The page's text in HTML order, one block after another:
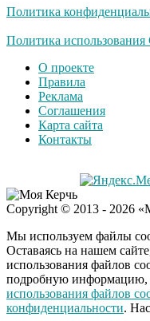
Политика
Политика использования
О проекте
Правила
Реклама
Соглашения
Карта сайта
Контакты
Copyright © 2013 - 2026
Мы используем файлы
Оставаясь на нашем
использования файлов
подробную информацию,
использования файлов
конфиденциальности.